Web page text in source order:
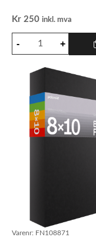
Kr 250 inkl. mva
Varenr: FN108871